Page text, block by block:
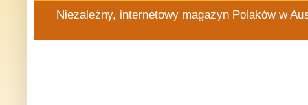
Niezależny, internetowy magazyn Polaków w